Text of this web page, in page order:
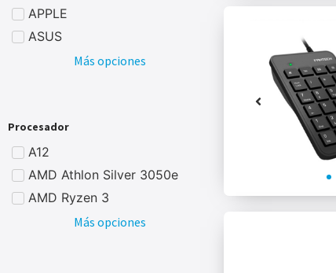
APPLE
ASUS
Más opciones
Procesador
A12
AMD Athlon Silver 3050e
AMD Ryzen 3
Más opciones